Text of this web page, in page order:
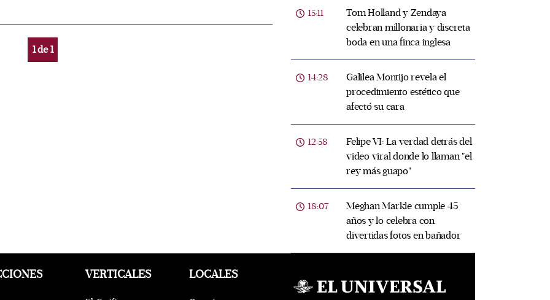
1de1
15:11
Tom Holland y Zendaya
celebran millonaria y discreta
boda en una finca inglesa
14:28
Galilea Montijo revela el
procedimiento estético que
afectó su cara
12:58
Felipe VI: La verdad detrás del
video viral donde lo llaman "el
rey más guapo"
18:07
Meghan Markle cumple 45
años y lo celebra con
divertidas fotos en bañador
VERTICALES LOCALES